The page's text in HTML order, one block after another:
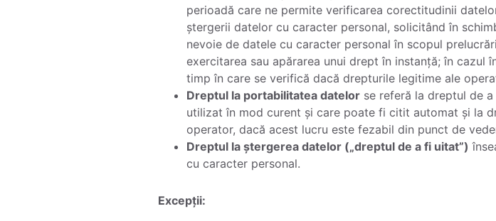
perioadă care ne permite verificarea corectitudinii
ștergerii datelor cu caracter personal, solicitând în
nevoie de datele cu caracter personal în scopul
exercitarea sau apărarea unui drept în instanță; în
timp în care se verifică dacă drepturile legitime ale
Dreptul la portabilitatea datelor se referă la dreptul de
utilizat în mod curent și care poate fi citit automat și la
operator, dacă acest lucru este fezabil din punct de
Dreptul la ștergerea datelor („dreptul de a fi uitat”)
cu caracter personal.
Excepții: